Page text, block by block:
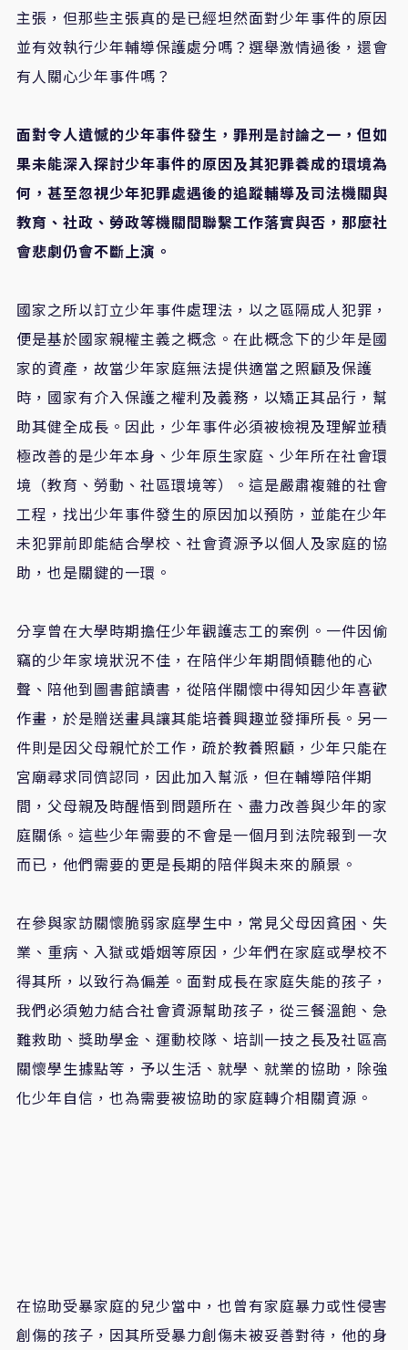
主張，但那些主張真的是已經坦然面對少年事件的原因
並有效執行少年輔導保護處分嗎？選舉激情過後，還會
有人關心少年事件嗎？
面對令人遺憾的少年事件發生，罪刑是討論之一，但如
果未能深入探討少年事件的原因及其犯罪養成的環境為
何，甚至忽視少年犯罪處遇後的追蹤輔導及司法機關與
教育、社政、勞政等機關間聯繫工作落實與否，那麼社
會悲劇仍會不斷上演。
國家之所以訂立少年事件處理法，以之區隔成人犯罪，
便是基於國家親權主義之概念。在此概念下的少年是國
家的資產，故當少年家庭無法提供適當之照顧及保護
時，國家有介入保護之權利及義務，以矯正其品行，幫
助其健全成長。因此，少年事件必須被檢視及理解並積
極改善的是少年本身、少年原生家庭、少年所在社會環
境（教育、勞動、社區環境等）。這是嚴肅複雜的社會
工程，找出少年事件發生的原因加以預防，並能在少年
未犯罪前即能結合學校、社會資源予以個人及家庭的協
助，也是關鍵的一環。
分享曾在大學時期擔任少年觀護志工的案例。一件因偷
竊的少年家境狀況不佳，在陪伴少年期間傾聽他的心
聲、陪他到圖書館讀書，從陪伴關懷中得知因少年喜歡
作畫，於是贈送畫具讓其能培養興趣並發揮所長。另一
件則是因父母親忙於工作，疏於教養照顧，少年只能在
宮廟尋求同儕認同，因此加入幫派，但在輔導陪伴期
間，父母親及時醒悟到問題所在、盡力改善與少年的家
庭關係。這些少年需要的不會是一個月到法院報到一次
而已，他們需要的更是長期的陪伴與未來的願景。
在參與家訪關懷脆弱家庭學生中，常見父母因貧困、失
業、重病、入獄或婚姻等原因，少年們在家庭或學校不
得其所，以致行為偏差。面對成長在家庭失能的孩子，
我們必須勉力結合社會資源幫助孩子，從三餐溫飽、急
難救助、獎助學金、運動校隊、培訓一技之長及社區高
關懷學生據點等，予以生活、就學、就業的協助，除強
化少年自信，也為需要被協助的家庭轉介相關資源。
在協助受暴家庭的兒少當中，也曾有家庭暴力或性侵害
創傷的孩子，因其所受暴力創傷未被妥善對待，他的身